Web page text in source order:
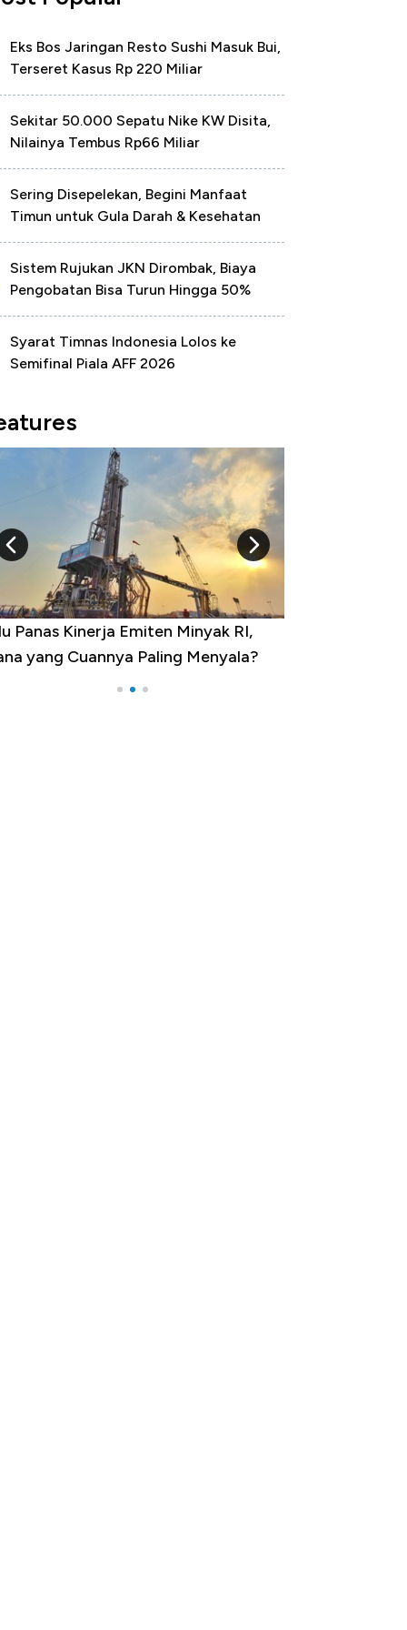
Eks Bos Jaringan Resto Sushi Masuk Bui,
Terseret Kasus Rp 220 Miliar
Sekitar 50.000 Sepatu Nike KW Disita,
Nilainya Tembus Rp66 Miliar
Sering Disepelekan, Begini Manfaat
Timun untuk Gula Darah & Kesehatan
Sistem Rujukan JKN Dirombak, Biaya
Pengobatan Bisa Turun Hingga 50%
Syarat Timnas Indonesia Lolos ke
Semifinal Piala AFF 2026
Panas Kinerja Emiten Minyak RI,
yang Cuannya Paling Menyala?